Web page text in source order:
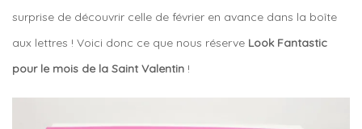
surprise de découvrir celle de février en avance dans la boîte
aux lettres ! Voici donc ce que nous réserve Look Fantastic
pour le mois de la Saint Valentin !